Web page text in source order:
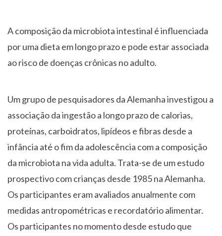
A composição da microbiota intestinal é influenciada
por uma dieta em longo prazo e pode estar associada
ao risco de doenças crônicas no adulto.
Um grupo de pesquisadores da Alemanha investigou a
associação da ingestão a longo prazo de calorias,
proteínas, carboidratos, lipídeos e fibras desde a
infância até o fim da adolescência com a composição
da microbiota na vida adulta. Trata-se de um estudo
prospectivo com crianças desde 1985 na Alemanha.
Os participantes eram avaliados anualmente com
medidas antropométricas e recordatório alimentar.
Os participantes no momento desde estudo que